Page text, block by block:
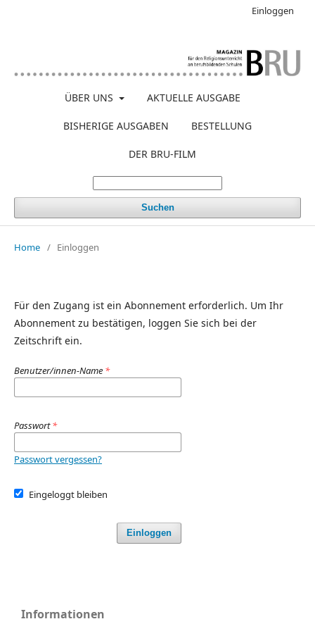
ÜBER UNS AKTUELLE AUSGABE
BISHERIGE AUSGABEN BESTELLUNG
DER BRU-FILM
Suchen
Einloggen
Home / Einloggen
Für den Zugang ist ein Abonnement erforderlich. Um Ihr
Abonnement zu bestätigen, loggen Sie sich bei der
Zeitschrift ein.
Benutzer/innen-Name *
Passwort*
Passwort vergessen?
Eingeloggt bleiben
Einloggen
Informationen